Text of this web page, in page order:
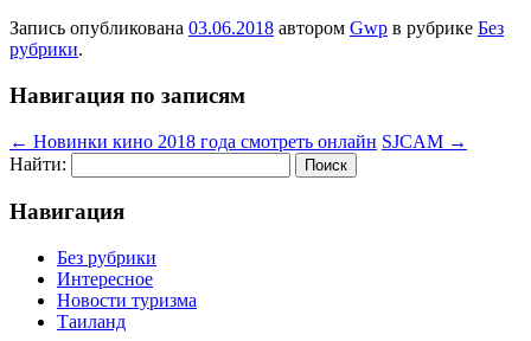
Запись опубликована 03.06.2018 автором Gwp в рубрике Без
рубрики.
Навигация по записям
← Новинки кино 2018 года смотреть онлайн SJCAM →
Найти:
Навигация
Без рубрики
Интересное
Новости туризма
Таиланд